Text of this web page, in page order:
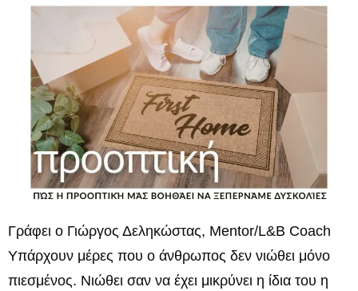
Γράφει ο Γιώργος Δεληκώστας, Mentor/L&B Coach
Υπάρχουν μέρες που ο άνθρωπος δεν νιώθει μόνο
πιεσμένος. Νιώθει σαν να έχει μικρύνει η ίδια του η